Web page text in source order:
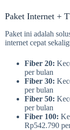
Paket Internet +
Paket ini adalah
internet cepat
Fiber 20:
per bulan
Fiber 30:
per bulan
Fiber 50:
per bulan
Fiber 100:
Rp542.790